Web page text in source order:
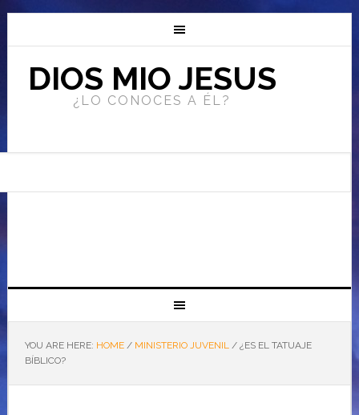
DIOS MIO JESUS
¿LO CONOCES A ÉL?
YOU ARE HERE: HOME / MINISTERIO JUVENIL /¿ES EL TATUAJE
BÍBLICO?